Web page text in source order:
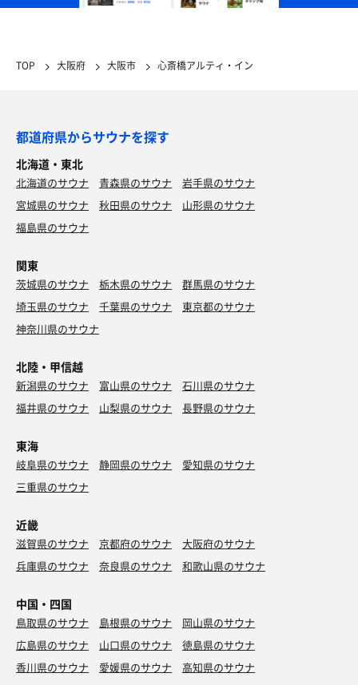
TOP 大阪府 大阪市 心斎橋アルティ・イン
都道府県からサウナを探す
北海道・東北
北海道のサウナ 青森県のサウナ
岩手県のサウナ
宮城県のサウナ
秋田県のサウナ
山形県のサウナ
福島県のサウナ
関東
茨城県のサウナ 栃木県のサウナ
群馬県のサウナ
埼玉県のサウナ
千葉県のサウナ
東京都のサウナ
神奈川県のサウナ
北陸・甲信越
新潟県のサウナ 富山県のサウナ
石川県のサウナ
福井県のサウナ
山梨県のサウナ 長野県のサウナ
東海
岐阜県のサウナ 静岡県のサウナ
愛知県のサウナ
三重県のサウナ
近畿
滋賀県のサウナ 京都府のサウナ
大阪府のサウナ
兵庫県のサウナ
奈良県のサウナ 和歌山県のサウナ
中国・四国
鳥取県のサウナ 島根県のサウナ
岡山県のサウナ
広島県のサウナ
山口県のサウナ
徳島県のサウナ
香川県のサウナ
愛媛県のサウナ 高知県のサウナ